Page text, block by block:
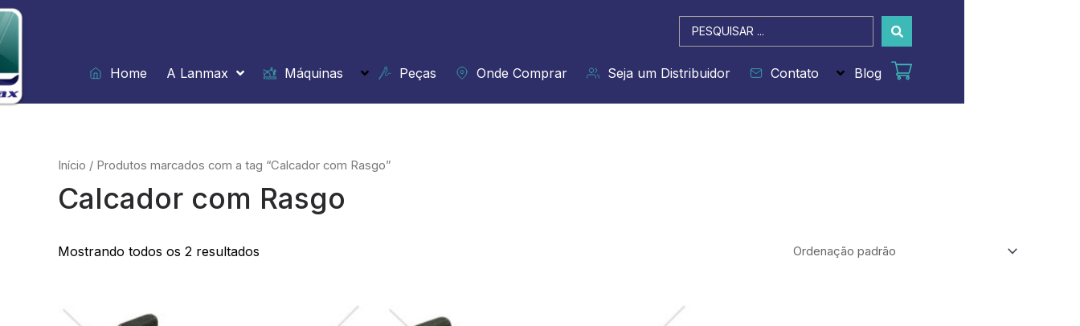
Ir
para
o
conteúdo
Pesquisar
...
Home
A Lanmax Máquinas Peças Onde Comprar Seja um Distribuidor Contato Blog
Início / Produtos marcados com a tag “Calcador com Rasgo”
Calcador com Rasgo
Mostrando todos os 2 resultados